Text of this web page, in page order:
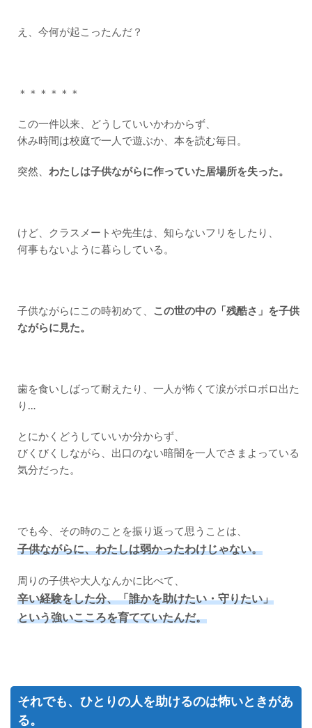
え、今何が起こったんだ？
＊＊＊＊＊＊
この一件以来、どうしていいかわからず、
休み時間は校庭で一人で遊ぶか、本を読む毎日。
突然、 わたしは子供ながらに作っていた居場所を失った。
けど、クラスメートや先生は、知らないフリをしたり、
何事もないように暮らしている。
子供ながらにこの時初めて、 この世の中の「残酷さ」を子供
ながらに見た。
歯を食いしばって耐えたり、一人が怖くて涙がボロボロ出た
り…
とにかくどうしていいか分からず、
びくびくしながら、出口のない暗闇を一人でさまよっている
気分だった。
でも今、その時のことを振り返って思うことは、
子供ながらに、わたしは弱かったわけじゃない。
周りの子供や大人なんかに比べて、
辛い経験をした分、「誰かを助けたい・守りたい」
という強いこころを育てていたんだ。
それでも、ひとりの人を助けるのは怖いときがあ
る。